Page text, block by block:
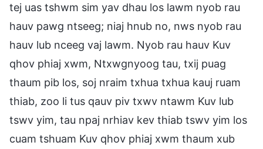
tej uas tshwm sim yav dhau los lawm nyob rau
hauv pawg ntseeg; niaj hnub no, nws nyob rau
hauv lub nceeg vaj lawm. Nyob rau hauv Kuv
qhov phiaj xwm, Ntxwgnyoog tau, txij puag
thaum pib los, soj nraim txhua txhua kauj ruam
thiab, zoo li tus qauv piv txwv ntawm Kuv lub
tswv yim, tau npaj nrhiav kev thiab tswv yim los
cuam tshuam Kuv qhov phiaj xwm thaum xub